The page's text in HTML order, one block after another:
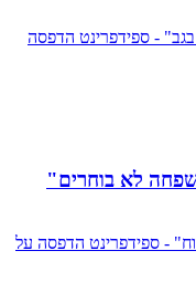
לא בוחרים"